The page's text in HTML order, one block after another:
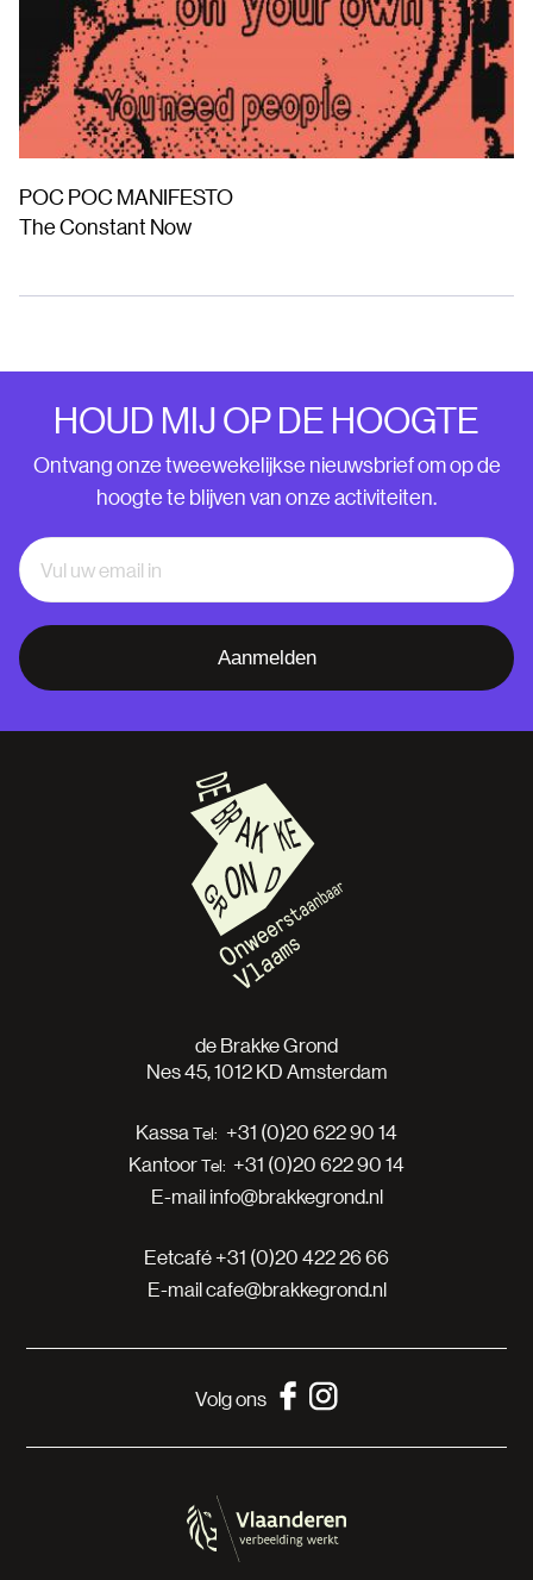
POC POC MANIFESTO
The Constant Now
HOUD MIJ OP DE HOOGTE
Ontvang onze tweewekelijkse nieuwsbrief om op de
hoogte te blijven van onze activiteiten.
Aanmelden
de Brakke Grond
Nes 45, 1012 KD Amsterdam
Kassa
+31 (0)20 622 90 14
Kantoor
+31 (0)20 622 90 14
E-mailinfo@brakkegrond.nl
Eetcafé+31 (0)20 422 26 66
E-mailcafe@brakkegrond.nl
Volg ons